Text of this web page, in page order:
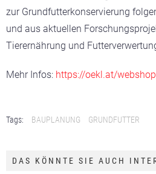
zur Grundfutterkonservierung
und aus aktuellen
Tierernährung und
Mehr Infos: https://oekl.at/
Tags: BAUPLANUNG GRUNDFUTTER
DAS KÖNNTE SIE AUCH